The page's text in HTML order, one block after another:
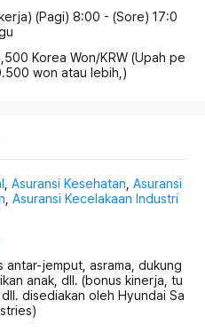
(Pagi) 8:00 - (Sore) 17:0
Korea Won/KRW (Upah pe
won atau lebih,)
Asuransi Kesehatan Asuransi
Asuransi Kecelakaan Industri
antar-jemput, asrama, dukung
anak, dll. (bonus kinerja, tu
disediakan oleh Hyundai Sa